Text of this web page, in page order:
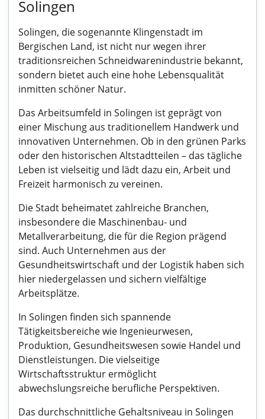
Solingen
Solingen, die sogenannte Klingenstadt im
Bergischen Land, ist nicht nur wegen ihrer
traditionsreichen Schneidwarenindustrie bekannt,
sondern bietet auch eine hohe Lebensqualität
inmitten schöner Natur.
Das Arbeitsumfeld in Solingen ist geprägt von
einer Mischung aus traditionellem Handwerk und
innovativen Unternehmen. Ob in den grünen Parks
oder den historischen Altstadtteilen – das tägliche
Leben ist vielseitig und lädt dazu ein, Arbeit und
Freizeit harmonisch zu vereinen.
Die Stadt beheimatet zahlreiche Branchen,
insbesondere die Maschinenbau- und
Metallverarbeitung, die für die Region prägend
sind. Auch Unternehmen aus der
Gesundheitswirtschaft und der Logistik haben sich
hier niedergelassen und sichern vielfältige
Arbeitsplätze.
In Solingen finden sich spannende
Tätigkeitsbereiche wie Ingenieurwesen,
Produktion, Gesundheitswesen sowie Handel und
Dienstleistungen. Die vielseitige
Wirtschaftsstruktur ermöglicht
abwechslungsreiche berufliche Perspektiven.
Das durchschnittliche Gehaltsniveau in Solingen